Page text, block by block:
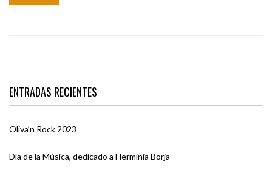
ENTRADAS RECIENTES
Oliva’n Rock 2023
Día de la Música, dedicado a Herminia Borja